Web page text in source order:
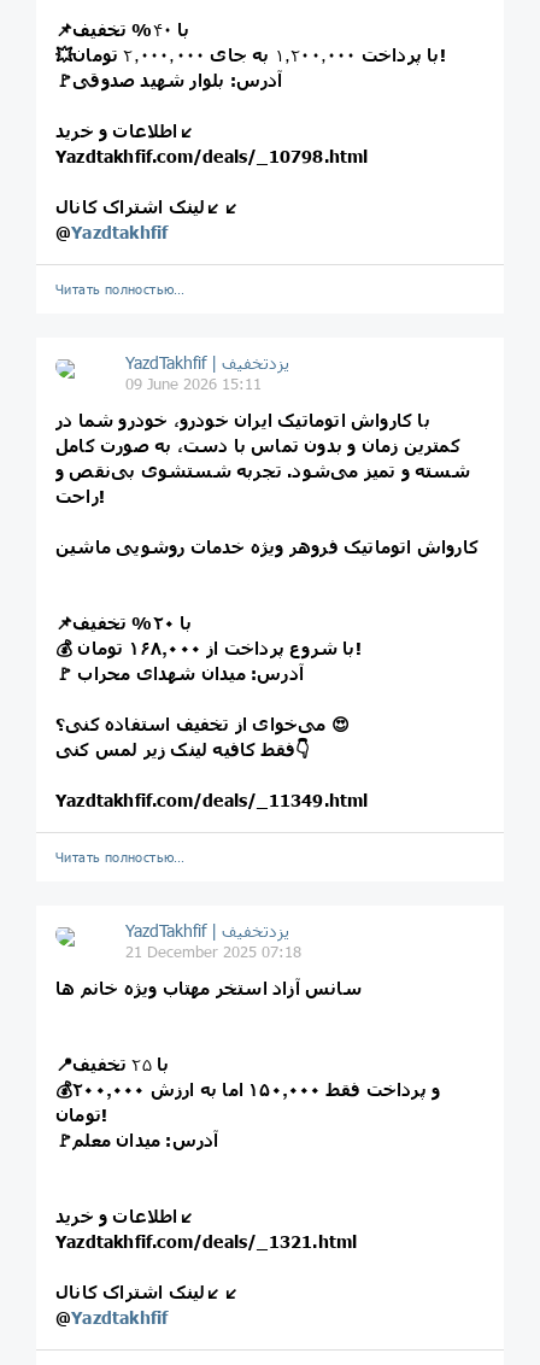
📌با ۴۰% تخفیف
💥با پرداخت ۱٫۲۰۰٫۰۰۰ به جای ۲٫۰۰۰٫۰۰۰
تومان!
🚩آدرس: بلوار شهید صدوقی
اطلاعات و خرید↙️
Yazdtakhfif.com/deals/_10798.html
لینک اشتراک کانال↙️↙️
@Yazdtakhfif
Читать полностью…
09 June 2026 15:11
با کارواش اتوماتیک ایران خودرو، خودرو شما در
کمترین زمان و بدون تماس با دست، به صورت کامل
شسته و تمیز می‌شود. تجربه شستشوی بی‌نقص و
راحت!
کارواش اتوماتیک فروهر ویژه خدمات روشویی ماشین
📌با ۲۰% تخفیف
💰 با شروع پرداخت از ۱۶۸٫۰۰۰ تومان!
🚩 آدرس: میدان شهدای محراب
می‌خوای از تخفیف استفاده کنی؟ 😍
فقط کافیه لینک زیر لمس کنی👇
Yazdtakhfif.com/deals/_11349.html
Читать полностью…
21 December 2025 07:18
سانس آزاد استخر مهتاب ویژه خانم ها
📍با۲۵تخفیف
💰و پرداخت فقط ۱۵۰٫۰۰۰ اما به ارزش ۲۰۰٫۰۰۰
تومان!
🚩آدرس: میدان معلم
اطلاعات و خرید↙️
Yazdtakhfif.com/deals/_1321.html
لینک اشتراک کانال↙️↙️
@Yazdtakhfif